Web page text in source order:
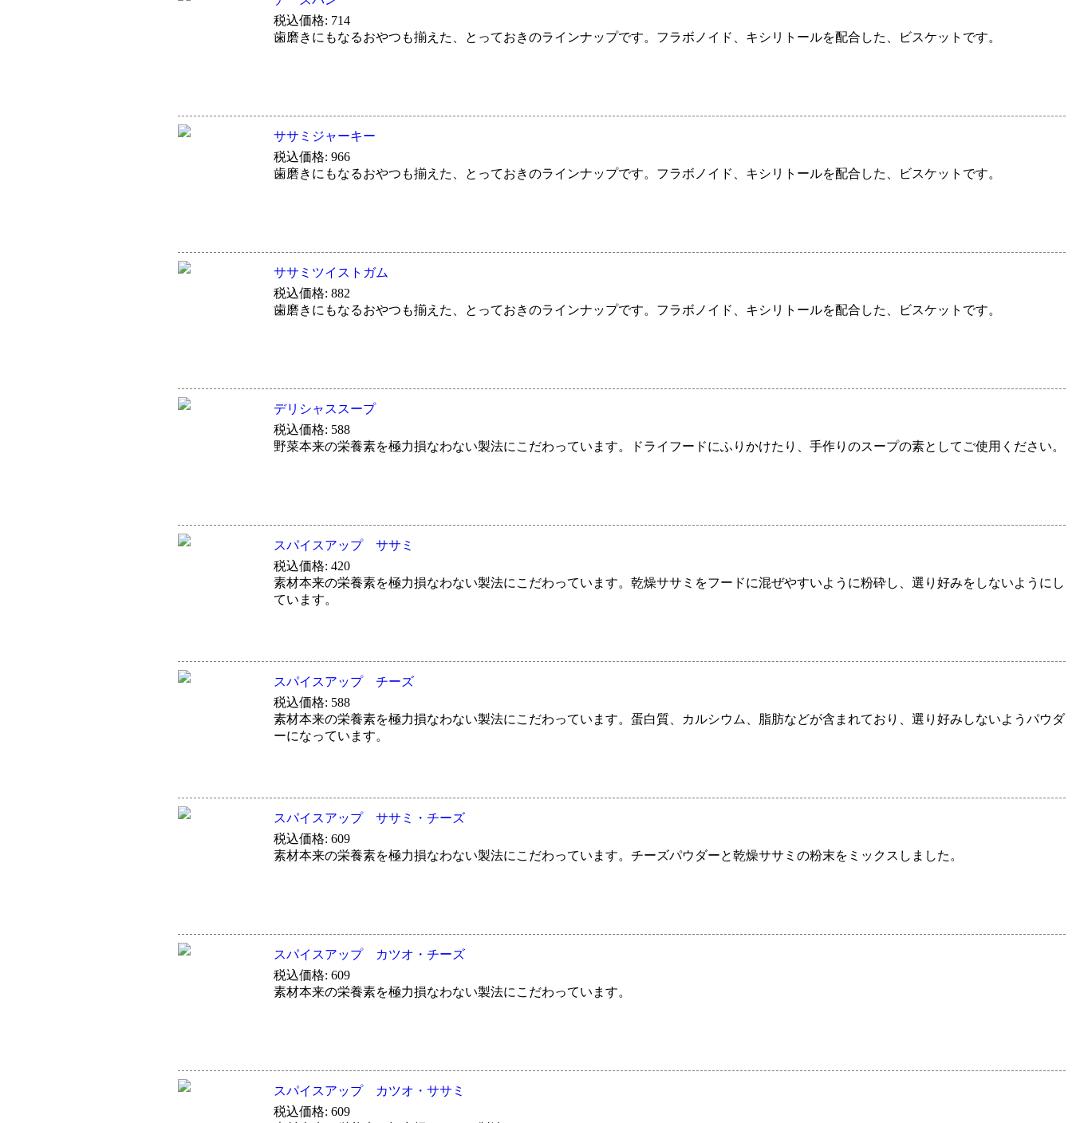
税込価格: 714
歯磨きにもなるおやつも揃えた、とっておきのラインナップです。フラボノイド、キシリトールを配合した、ビスケットです。
ササミジャーキー
税込価格: 966
歯磨きにもなるおやつも揃えた、とっておきのラインナップです。フラボノイド、キシリトールを配合した、ビスケットです。
ササミツイストガム
税込価格: 882
歯磨きにもなるおやつも揃えた、とっておきのラインナップです。フラボノイド、キシリトールを配合した、ビスケットです。
デリシャススープ
税込価格: 588
野菜本来の栄養素を極力損なわない製法にこだわっています。ドライフードにふりかけたり、手作りのスープの素としてご使用ください。
スパイスアップ ササミ
税込価格: 420
素材本来の栄養素を極力損なわない製法にこだわっています。乾燥ササミをフードに混ぜやすいように粉砕し、選り好みをしないようにし
ています。
スパイスアップ チーズ
税込価格: 588
素材本来の栄養素を極力損なわない製法にこだわっています。蛋白質、カルシウム、脂肪などが含まれており、選り好みしないようパウダ
ーになっています。
スパイスアップ ササミ・チーズ
税込価格: 609
素材本来の栄養素を極力損なわない製法にこだわっています。チーズパウダーと乾燥ササミの粉末をミックスしました。
スパイスアップ カツオ・チーズ
税込価格: 609
素材本来の栄養素を極力損なわない製法にこだわっています。
スパイスアップ カツオ・ササミ
税込価格: 609